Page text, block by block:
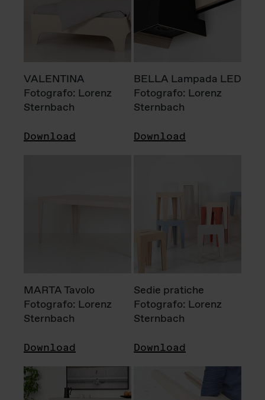
VALENTINA
Fotografo: Lorenz
Sternbach
Download
BELLA Lampada LED
Fotografo: Lorenz
Sternbach
Download
MARTA Tavolo
Fotografo: Lorenz
Sternbach
Download
Sedie pratiche
Fotografo: Lorenz
Sternbach
Download